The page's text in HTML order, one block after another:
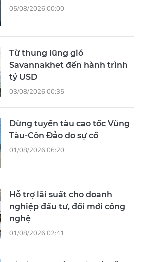
05/08/2026 00:00
Từ thung lũng gió
Savannakhet đến hành trình
tỷ USD
03/08/2026 00:35
Dừng tuyến tàu cao tốc Vũng
Tàu-Côn Đảo do sự cố
01/08/2026 06:20
Hỗ trợ lãi suất cho doanh
nghiệp đầu tư, đổi mới công
nghệ
01/08/2026 02:41